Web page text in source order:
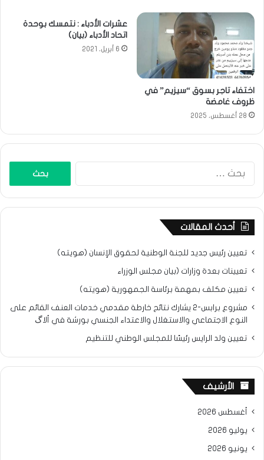
اختفاء تاجر بسوق “سيزيم” في
ظروف غامضة
28 أغسطس، 2025
عشرات الأدباء : نتمسك بوحدة
اتحاد الأدباء (بيان)
6 أبريل، 2021
أحدث المقالات
تعيين رئيس جديد للجنة الوطنية لحقوق الإنسان (هويته)
تعيينات بعدة وزارات (بيان مجلس الوزراء
تعيين مكلف بمهمة برئاسة الجمهورية (هويته)
مشروع برابس-2 يشارك نتائح خارطة مقدمي خدمات العنف القائم على
النوع الاجتماعي والاستغلال والاعتداء الجنسي بورشة في ألاگ
تعيين ولد الرايس رئيسًا للمجلس الوطني للتنظيم
الأرشيف
أغسطس 2026
يوليو 2026
يونيو 2026